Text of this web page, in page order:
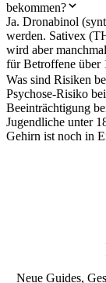
bekommen?
Ja. Dronabinol
werden. Sativex
wird aber
für Betroffene über
Was sind Risiken
Psychose-Risiko
Beeinträchtigung
Jugendliche unter
Gehirn ist noch in
Neue Guides,